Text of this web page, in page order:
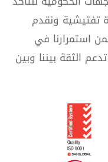
تفتيشية ونقدم
استمرارنا في
الثقة بيننا وبين